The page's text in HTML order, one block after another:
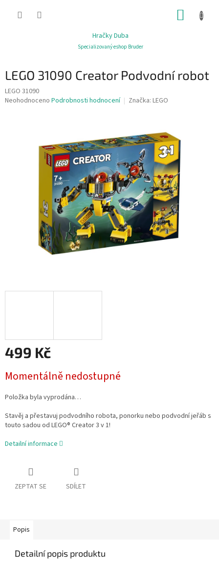
Hračky Duba
Specializovaný eshop Bruder
LEGO 31090 Creator Podvodní robot
LEGO 31090
Průměrné
Neohodnoceno Podrobnosti hodnocení Značka: LEGO
499 Kč
cena:
Momentálně nedostupné
Položka byla vyprodána…
Stavěj a přestavuj podvodního robota, ponorku nebo podvodní jeřáb s
touto sadou od LEGO® Creator 3 v 1!
Detailní informace
ZEPTAT SE SDÍLET
Popis
Detailní popis produktu